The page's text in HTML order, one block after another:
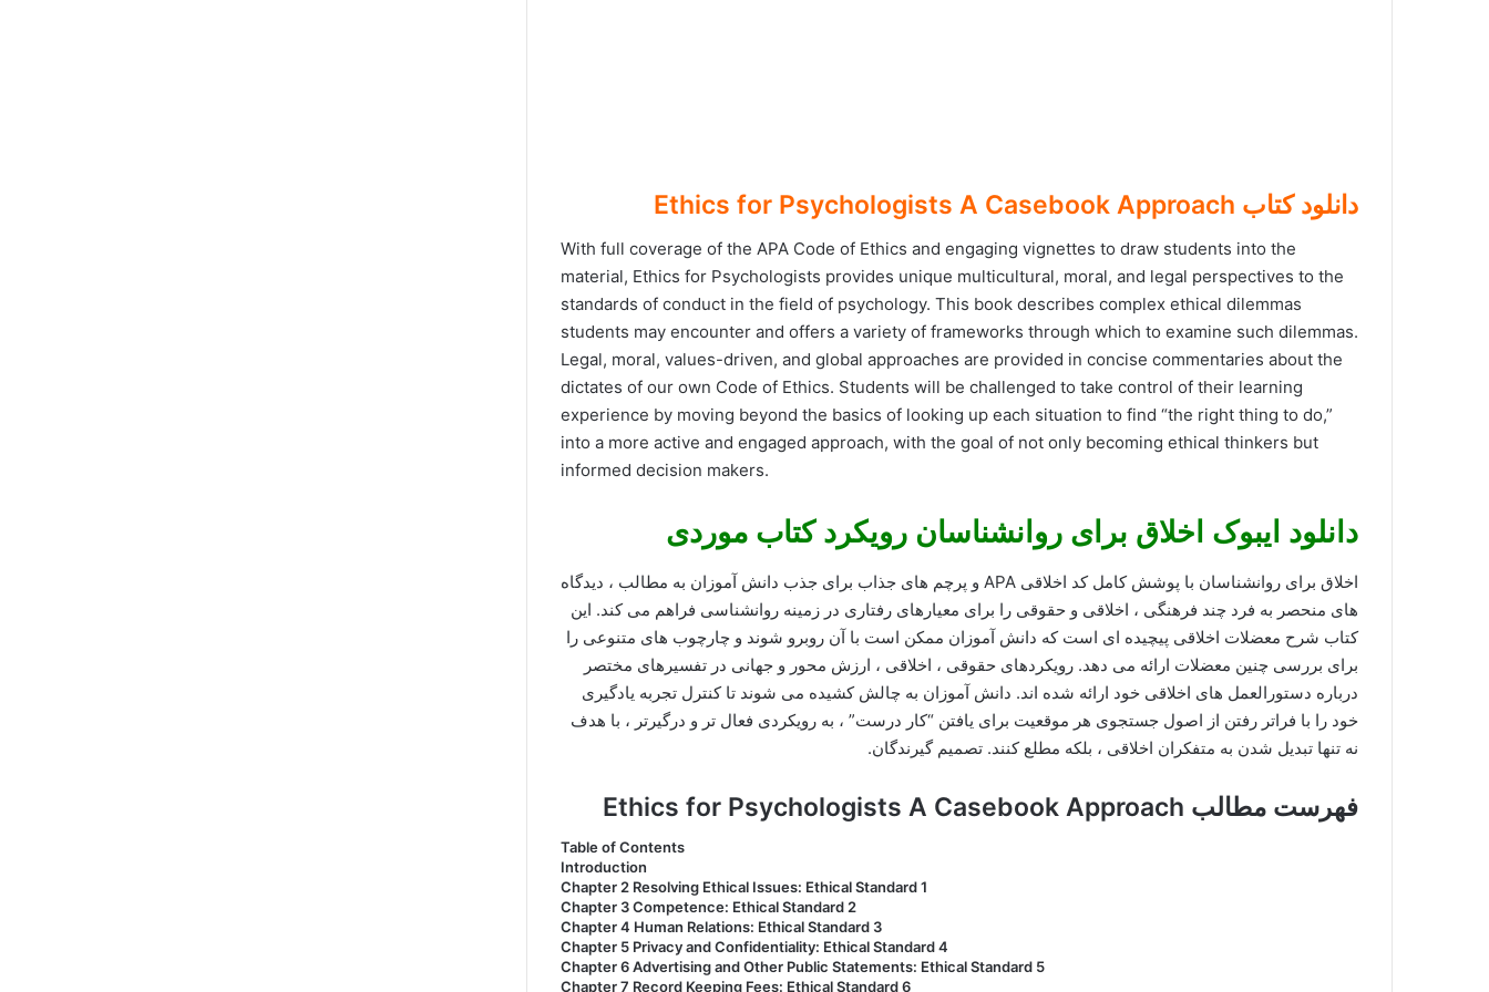
دانلود کتاب Ethics for Psychologists A Casebook Approach
With full coverage of the APA Code of Ethics and engaging vignettes to draw students into the
material, Ethics for Psychologists provides unique multicultural, moral, and legal perspectives to the
standards of conduct in the field of psychology. This book describes complex ethical dilemmas
students may encounter and offers a variety of frameworks through which to examine such dilemmas.
Legal, moral, values-driven, and global approaches are provided in concise commentaries about the
dictates of our own Code of Ethics. Students will be challenged to take control of their learning
experience by moving beyond the basics of looking up each situation to find “the right thing to do,”
into a more active and engaged approach, with the goal of not only becoming ethical thinkers but
informed decision makers.
دانلود ایبوک اخلاق برای روانشناسان رویکرد کتاب موردی
اخلاق برای روانشناسان با پوشش کامل کد اخلاقی APA و پرچم های جذاب برای جذب دانش آموزان به مطالب ، دیدگاه
های منحصر به فرد چند فرهنگی ، اخلاقی و حقوقی را برای معیارهای رفتاری در زمینه روانشناسی فراهم می کند. این
کتاب شرح معضلات اخلاقی پیچیده ای است که دانش آموزان ممکن است با آن روبرو شوند و چارچوب های متنوعی را
برای بررسی چنین معضلات ارائه می دهد. رویکردهای حقوقی ، اخلاقی ، ارزش محور و جهانی در تفسیرهای مختصر
درباره دستورالعمل های اخلاقی خود ارائه شده اند. دانش آموزان به چالش کشیده می شوند تا کنترل تجربه یادگیری
خود را با فراتر رفتن از اصول جستجوی هر موقعیت برای یافتن “کار درست” ، به رویکردی فعال تر و درگیرتر ، با هدف
نه تنها تبدیل شدن به متفکران اخلاقی ، بلکه مطلع کنند. تصمیم گیرندگان.
فهرست مطالب Ethics for Psychologists A Casebook Approach
Table of Contents
Introduction
Chapter 2 Resolving Ethical Issues: Ethical Standard 1
Chapter 3 Competence: Ethical Standard 2
Chapter 4 Human Relations: Ethical Standard 3
Chapter 5 Privacy and Confidentiality: Ethical Standard 4
Chapter 6 Advertising and Other Public Statements: Ethical Standard 5
Chapter 7 Record Keeping Fees: Ethical Standard 6